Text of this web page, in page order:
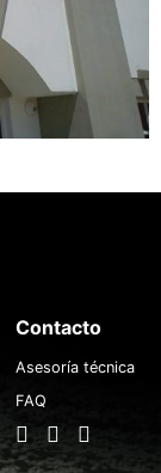
Contacto
Asesoría técnica
FAQ